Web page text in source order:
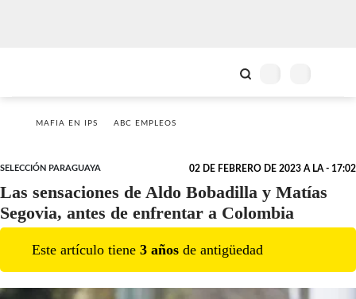
MAFIA EN IPS ABC EMPLEOS
SELECCIÓN PARAGUAYA 02 DE FEBRERO DE 2023 A LA - 17:02
Las sensaciones de Aldo Bobadilla y Matías
Segovia, antes de enfrentar a Colombia
Este artículo tiene 3 años de antigüedad